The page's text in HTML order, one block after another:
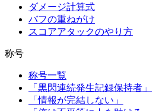
ダメージ計算式
バフの重ねがけ
スコアアタックのやり方
称号
称号一覧
「黒閃連続発生記録保持者」
「情報が完結しない」